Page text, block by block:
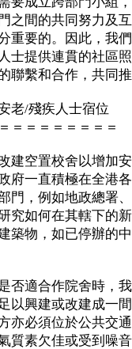
之間的共同努力及
重要的。因此，我
士提供連貫的社區
聯繫和合作，共同
老/殘疾人士宿位
＝＝＝＝＝＝＝＝
空置校舍以增加安
府一直積極在全港
門，例如地政總署
究如何在其轄下的
築物，如已停辦的
適合作院舍時，我
以興建或改建成一
亦必須位於公共交
質素欠佳或受到噪